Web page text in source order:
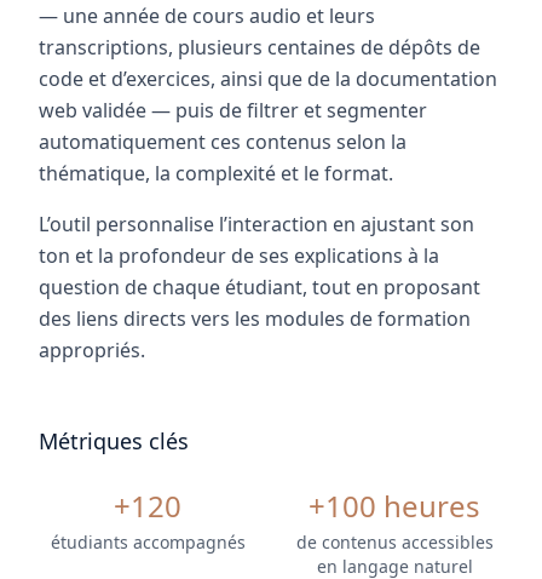
— une année de cours audio et leurs
transcriptions, plusieurs centaines de dépôts de
code et d’exercices, ainsi que de la documentation
web validée — puis de filtrer et segmenter
automatiquement ces contenus selon la
thématique, la complexité et le format.
L’outil personnalise l’interaction en ajustant son
ton et la profondeur de ses explications à la
question de chaque étudiant, tout en proposant
des liens directs vers les modules de formation
appropriés.
Métriques clés
+120
étudiants accompagnés
+100 heures
de contenus accessibles
en langage naturel